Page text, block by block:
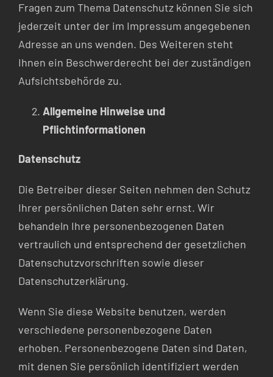
Fragen zum Thema Datenschutz können Sie sich
jederzeit unter der im Impressum angegebenen
Adresse an uns wenden. Des Weiteren steht
Ihnen ein Beschwerderecht bei der zuständigen
Aufsichtsbehörde zu.
Allgemeine Hinweise und
Pflichtinformationen
Datenschutz
Die Betreiber dieser Seiten nehmen den Schutz
Ihrer persönlichen Daten sehr ernst. Wir
behandeln Ihre personenbezogenen Daten
vertraulich und entsprechend der gesetzlichen
Datenschutzvorschriften sowie dieser
Datenschutzerklärung.
Wenn Sie diese Website benutzen, werden
verschiedene personenbezogene Daten
erhoben. Personenbezogene Daten sind Daten,
mit denen Sie persönlich identifiziert werden